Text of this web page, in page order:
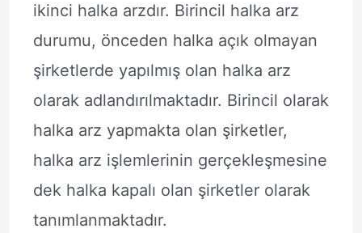
ikinci halka arzdır. Birincil halka arz
durumu, önceden halka açık olmayan
şirketlerde yapılmış olan halka arz
olarak adlandırılmaktadır. Birincil olarak
halka arz yapmakta olan şirketler,
halka arz işlemlerinin gerçekleşmesine
dek halka kapalı olan şirketler olarak
tanımlanmaktadır.